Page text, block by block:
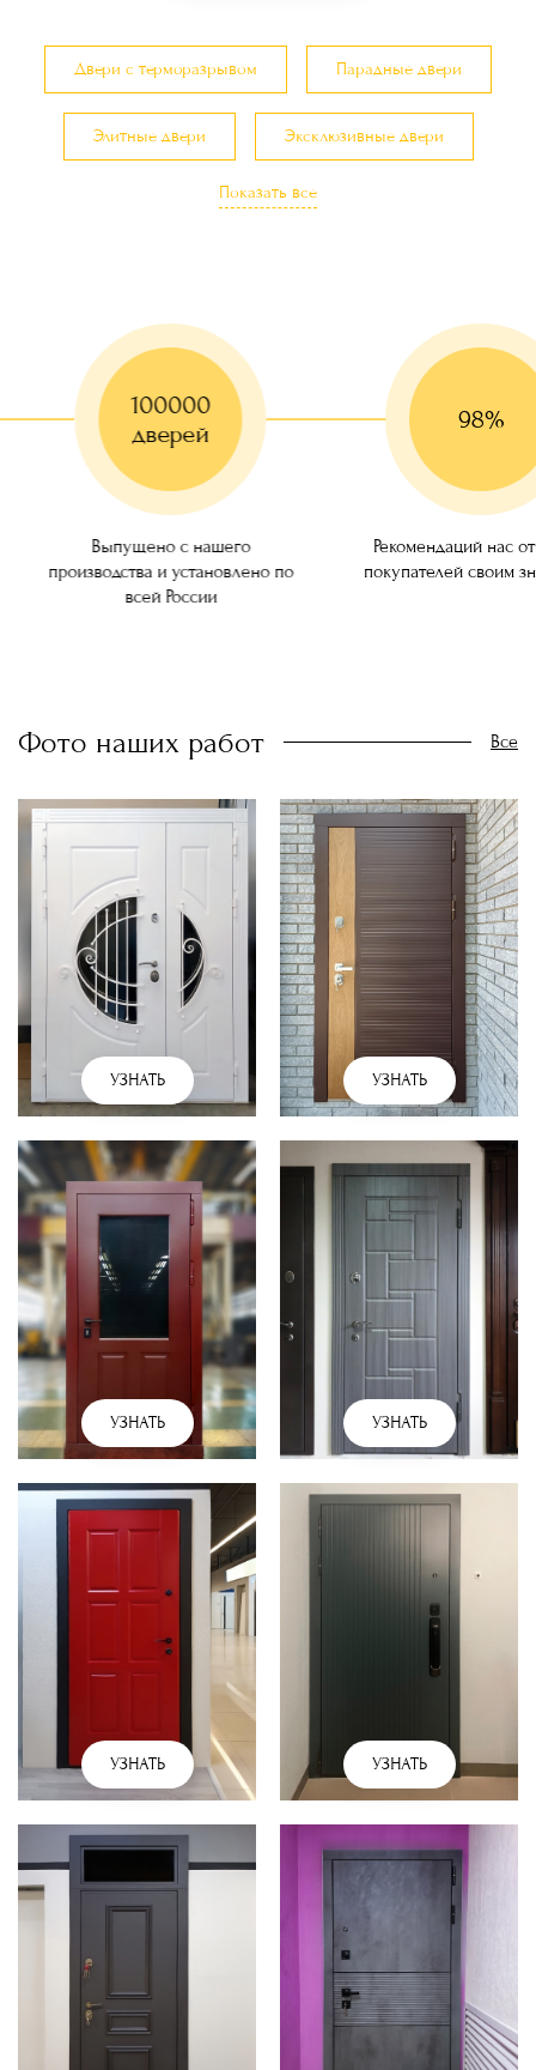
Двери с терморазрывом Парадные двери
Элитные двери Эксклюзивные двери
Двери с остеклением
Двери с утеплением Трехконтурные двери
Двери для кафе, баров, ресторанов
Показать все
100000
дверей
с нашего
и установлено по
98%
Рекомендаций нас от наших
покупателей своим знакомым!
Фото наших работ Все
УЗНАТЬ
УЗНАТЬ
УЗНАТЬ
УЗНАТЬ
УЗНАТЬ
УЗНАТЬ